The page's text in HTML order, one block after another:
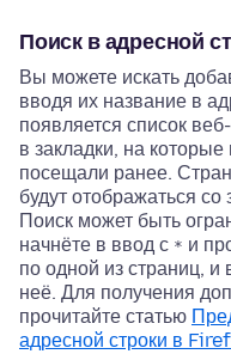
Поиск в адресной
Вы можете искать
вводя их название в
появляется список
в закладки, на
посещали ранее.
будут отображаться
Поиск может быть
начнёте в ввод с * и
по одной из страниц,
неё. Для получения
прочитайте статью
адресной строки в